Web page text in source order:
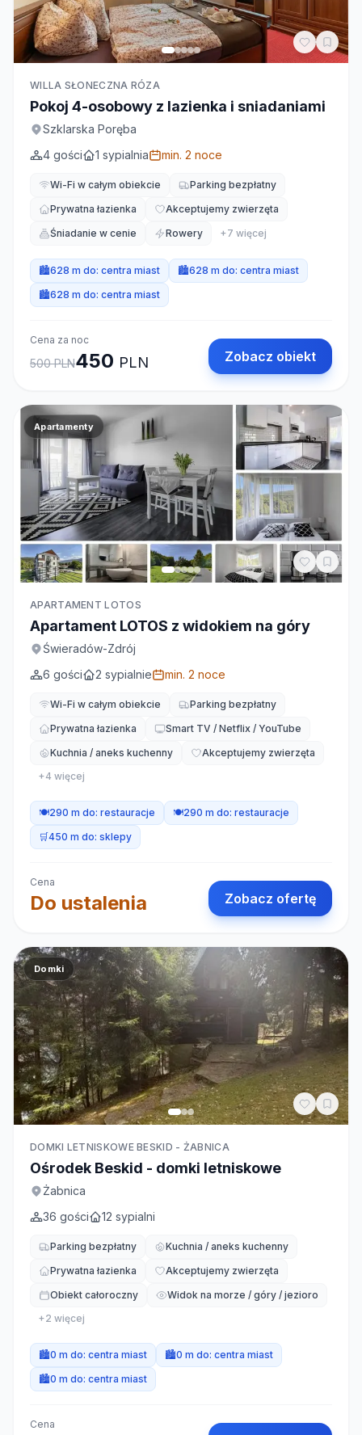
WILLA SŁONECZNA RÓZA
Pokoj 4-osobowy z lazienka i sniadaniami
Szklarska Poręba
4 gości 1 sypialnia min. 2 noce
Wi-Fi w całym obiekcie
Parking bezpłatny
Prywatna łazienka
Akceptujemy zwierzęta
Śniadanie w cenie
Rowery +7 więcej
🏙️628 m do: centra miast 🏙️628 m do: centra miast
🏙️628 m do: centra miast
Cena za noc
500 PLN450 PLN Zobacz obiekt
Apartamenty
APARTAMENT LOTOS
Apartament LOTOS z widokiem na góry
Świeradów-Zdrój
6 gości 2 sypialnie min. 2 noce
Wi-Fi w całym obiekcie
Parking bezpłatny
Prywatna łazienka
Smart TV / Netflix / YouTube
Kuchnia / aneks kuchenny
Akceptujemy zwierzęta
+4 więcej
🍽️290 m do: restauracje 🍽️290 m do: restauracje
🛒450 m do: sklepy
Cena
Do ustalenia Zobacz ofertę
Domki
DOMKI LETNISKOWE BESKID - ŻABNICA
Ośrodek Beskid - domki letniskowe
Żabnica
36 gości 12 sypialni
Parking bezpłatny
Kuchnia / aneks kuchenny
Prywatna łazienka
Akceptujemy zwierzęta
Obiekt całoroczny
Widok na morze / góry / jezioro
+2 więcej
🏙️0 m do: centra miast 🏙️0 m do: centra miast
🏙️0 m do: centra miast
Cena